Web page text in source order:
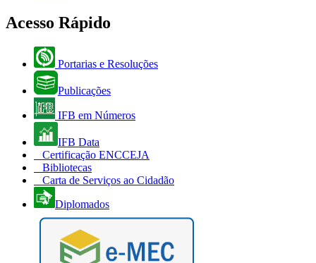
Acesso Rápido
Portarias e Resoluções
Publicações
IFB em Números
IFB Data
Certificação ENCCEJA
Bibliotecas
Carta de Serviços ao Cidadão
Diplomados